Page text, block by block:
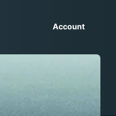
Account